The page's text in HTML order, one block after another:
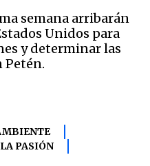
semana arribarán
Unidos para
y determinar las
Petén.
PASIÓN